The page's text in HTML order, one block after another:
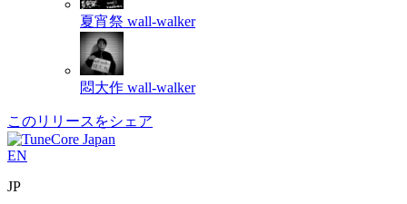
夏宵祭 wall-walker
悶大作 wall-walker
このリリースをシェア
EN
JP